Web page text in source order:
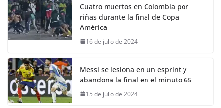
Cuatro muertos en Colombia por
riñas durante la final de Copa
América
16 de julio de 2024
Messi se lesiona en un esprint y
abandona la final en el minuto 65
15 de julio de 2024